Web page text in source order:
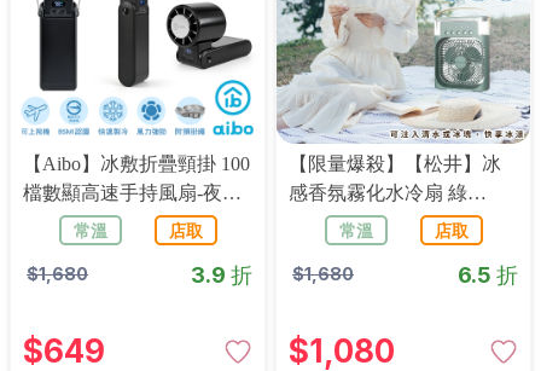
【aibo】冰敷折疊頸掛 100
檔數顯高速手持風扇-夜幕
常溫 店取
$1,680 3.9 折
$649
【限量爆殺】【松井】冰
感香氛霧化水冷扇 綠
SG0607常溫 店取
$1,680 6.5 折
$1,080